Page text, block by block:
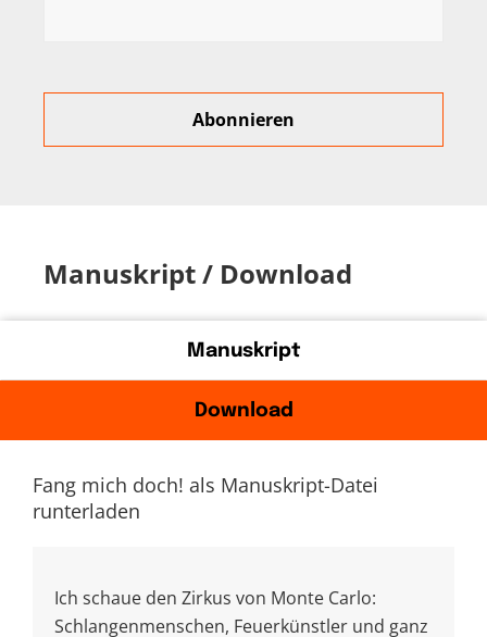
Manuskript / Download
Manuskript
Download
Fang mich doch! als Manuskript-Datei
runterladen
Ich schaue den Zirkus von Monte Carlo:
Schlangenmenschen, Feuerkünstler und ganz